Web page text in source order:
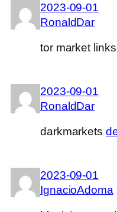
2023-09-01
RonaldDar
tor market
2023-09-01
RonaldDar
darkmarkets
2023-09-01
IgnacioAdoma